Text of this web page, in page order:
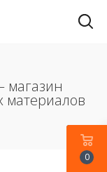
магазин
материалов
0